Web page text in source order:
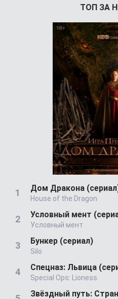
ТОП ЗА
Дом Дракона
House of the Dragon
Условный мент
Условный мент
Бункер (сериал)
Silo
Спецназ: Львица
Special Ops: Lioness
Звёздный путь: